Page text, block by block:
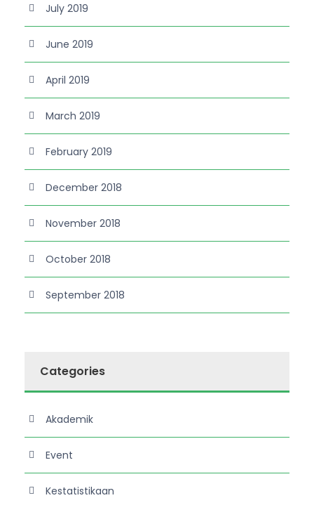
July 2019
June 2019
April 2019
March 2019
February 2019
December 2018
November 2018
October 2018
September 2018
Categories
Akademik
Event
Kestatistikaan